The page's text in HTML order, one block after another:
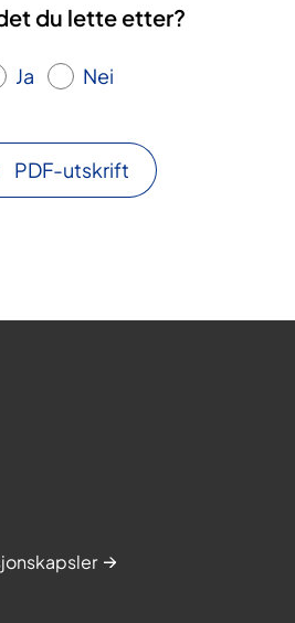
du lette etter?
Ja Nei
PDF-utskrift